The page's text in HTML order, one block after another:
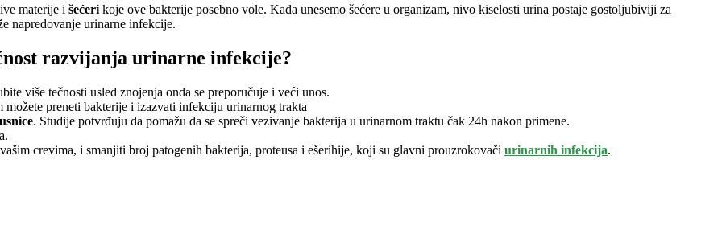
materije i šećeri koje ove bakterije posebno vole. Kada unesemo šećere u organizam, nivo kiselosti urina postaje gostoljubiviji za
napredovanje urinarne infekcije.
razvijanja urinarne infekcije?
više tečnosti usled znojenja onda se preporučuje i veći unos.
preneti bakterije i izazvati infekciju urinarnog trakta
. Studije potvrđuju da pomažu da se spreči vezivanje bakterija u urinarnom traktu čak 24h nakon primene.
crevima, i smanjiti broj patogenih bakterija, proteusa i ešerihije, koji su glavni prouzrokovači urinarnih infekcija.